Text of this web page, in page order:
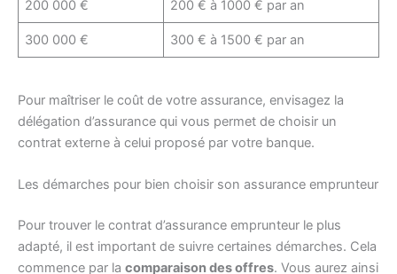
200 000 € 200 € à 1000 € par an
300 000 € 300 € à 1500 € par an
Pour maîtriser le coût de votre assurance, envisagez la
délégation d’assurance qui vous permet de choisir un
contrat externe à celui proposé par votre banque.
Les démarches pour bien choisir son assurance emprunteur
Pour trouver le contrat d’assurance emprunteur le plus
adapté, il est important de suivre certaines démarches. Cela
commence par la comparaison des offres. Vous aurez ainsi